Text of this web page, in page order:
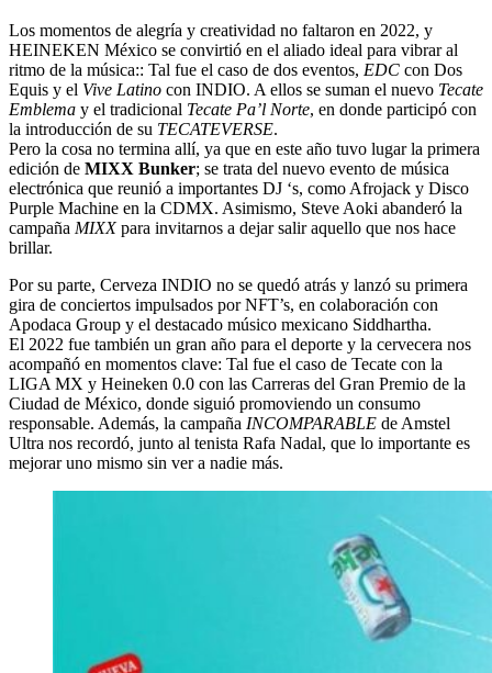
Los momentos de alegría y creatividad no faltaron en 2022, y
HEINEKEN México se convirtió en el aliado ideal para vibrar al
ritmo de la música:: Tal fue el caso de dos eventos, EDC con Dos
Equis y el Vive Latino con INDIO. A ellos se suman el nuevo Tecate
Emblema y el tradicional Tecate Pa’l Norte, en donde participó con
la introducción de su TECATEVERSE.
Pero la cosa no termina allí, ya que en este año tuvo lugar la primera
edición de MIXX Bunker; se trata del nuevo evento de música
electrónica que reunió a importantes DJ ‘s, como Afrojack y Disco
Purple Machine en la CDMX. Asimismo, Steve Aoki abanderó la
campaña MIXXpara invitarnos a dejar salir aquello que nos hace
brillar.
Por su parte, Cerveza INDIO no se quedó atrás y lanzó su primera
gira de conciertos impulsados por NFT’s, en colaboración con
Apodaca Group y el destacado músico mexicano Siddhartha.
El 2022 fue también un gran año para el deporte y la cervecera nos
acompañó en momentos clave: Tal fue el caso de Tecate con la
LIGA MX y Heineken 0.0 con las Carreras del Gran Premio de la
Ciudad de México, donde siguió promoviendo un consumo
responsable. Además, la campaña INCOMPARABLE de Amstel
Ultra nos recordó, junto al tenista Rafa Nadal, que lo importante es
mejorar uno mismo sin ver a nadie más.